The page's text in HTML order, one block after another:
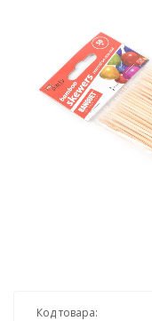
Код товара: